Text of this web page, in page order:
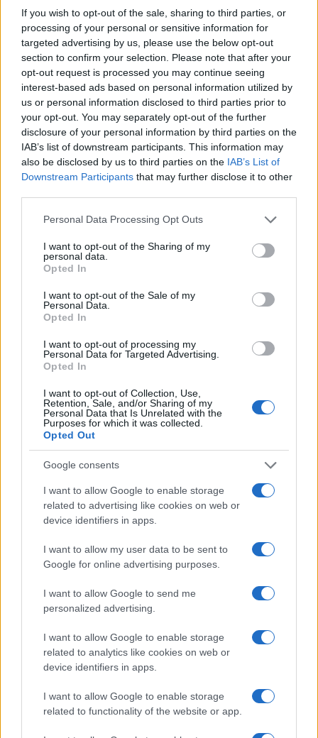
If you wish to opt-out of the sale, sharing to third parties, or
processing of your personal or sensitive information for
targeted advertising by us, please use the below opt-out
section to confirm your selection. Please note that after your
opt-out request is processed you may continue seeing
interest-based ads based on personal information utilized by
us or personal information disclosed to third parties prior to
your opt-out. You may separately opt-out of the further
disclosure of your personal information by third parties on the
IAB’s list of downstream participants. This information may
also be disclosed by us to third parties on the IAB’s List of
Downstream Participants that may further disclose it to other
Please note that this website/app uses one or more Google
not limited to your visit or usage behaviour. You may click to
grant or deny consent to Google and its third-party tags to
use your data for below specified purposes in below Google
consent section.
Personal Data Processing Opt Outs
I want to opt-out of the Sharing of my
personal data.
Opted In
I want to opt-out of the Sale of my
Personal Data.
Opted In
I want to opt-out of processing my
Personal Data for Targeted Advertising.
Opted In
I want to opt-out of Collection, Use,
Retention, Sale, and/or Sharing of my
Personal Data that Is Unrelated with the
Purposes for which it was collected.
Opted Out
Google consents
I want to allow Google to enable storage
related to advertising like cookies on web or
device identifiers in apps.
I want to allow my user data to be sent to
Google for online advertising purposes.
I want to allow Google to send me
personalized advertising.
I want to allow Google to enable storage
related to analytics like cookies on web or
device identifiers in apps.
I want to allow Google to enable storage
related to functionality of the website or app.
Puoi effettuare l'accesso andando nella
sezioneLogindal menù del sito o
cliccandoqui
TEMI: Gianni Sarti Hermaea Olbia
Notizie in tempo reale?
Entra nel canale telegram di
GalluraOggi.it
Inviaci le tue segnalazioni,
i tuoi video e le tue foto
345 356 7512
daGoogle News
Condividi l'articolo
F
a
ce
b
o
o
k
T
w
it
te
r
Pi
n
te
re
st
W
h
at
s
A
p
p
S
a
re
Articolo precedente
Prossimo articolo
Olbia, divieto di sosta contro spaccio e degrado: